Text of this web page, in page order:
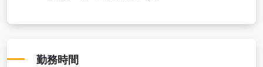
勤務時間